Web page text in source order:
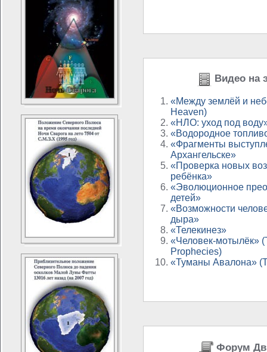
Видео на
«Между землёй и
Heaven)
«НЛО: уход под
«Водородное
«Фрагменты
Архангельске»
«Проверка новых
ребёнка»
«Эволюционное
детей»
«Возможности
дыра»
«Телекинез»
«Человек-мотылёк»
Prophecies)
«Туманы Авалона»
Форум